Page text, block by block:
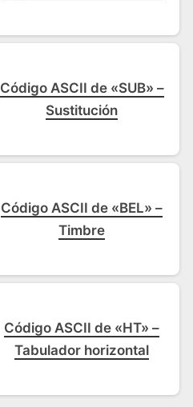
Código ASCII de «SUB» –
Sustitución
Código ASCII de «BEL» –
Timbre
Código ASCII de «HT» –
Tabulador horizontal